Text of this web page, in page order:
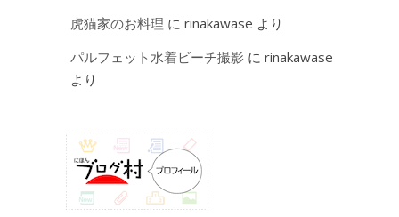
虎猫家のお料理 に rinakawase より
パルフェット水着ビーチ撮影 に rinakawase
より